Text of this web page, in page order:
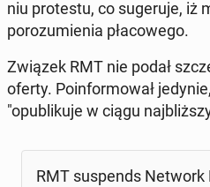
niu pro­te­stu, co su­ge­ru­je, iż
po­ro­zu­mie­nia pła­co­we­go.
Związek RMT nie podał
oferty. Po­in­for­mo­wał
"opu­bli­ku­je w ciągu
RMT su­spends Network